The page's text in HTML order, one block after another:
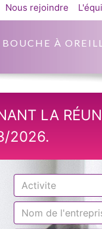
À
Nous rejoindre
LA
2026.